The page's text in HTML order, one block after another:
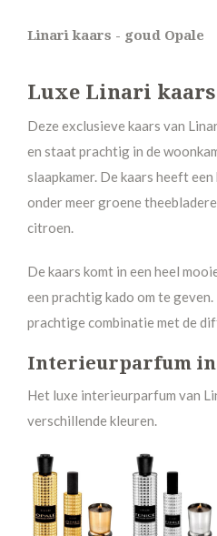
Linari kaars - goud Opale
Luxe Linari kaars
Deze exclusieve kaars van
en staat prachtig in de
slaapkamer. De kaars heeft
onder meer groene
citroen.
De kaars komt in een heel
een prachtig kado om te
prachtige combinatie met de
Interieurparfum
Het luxe interieurparfum van
verschillende kleuren.